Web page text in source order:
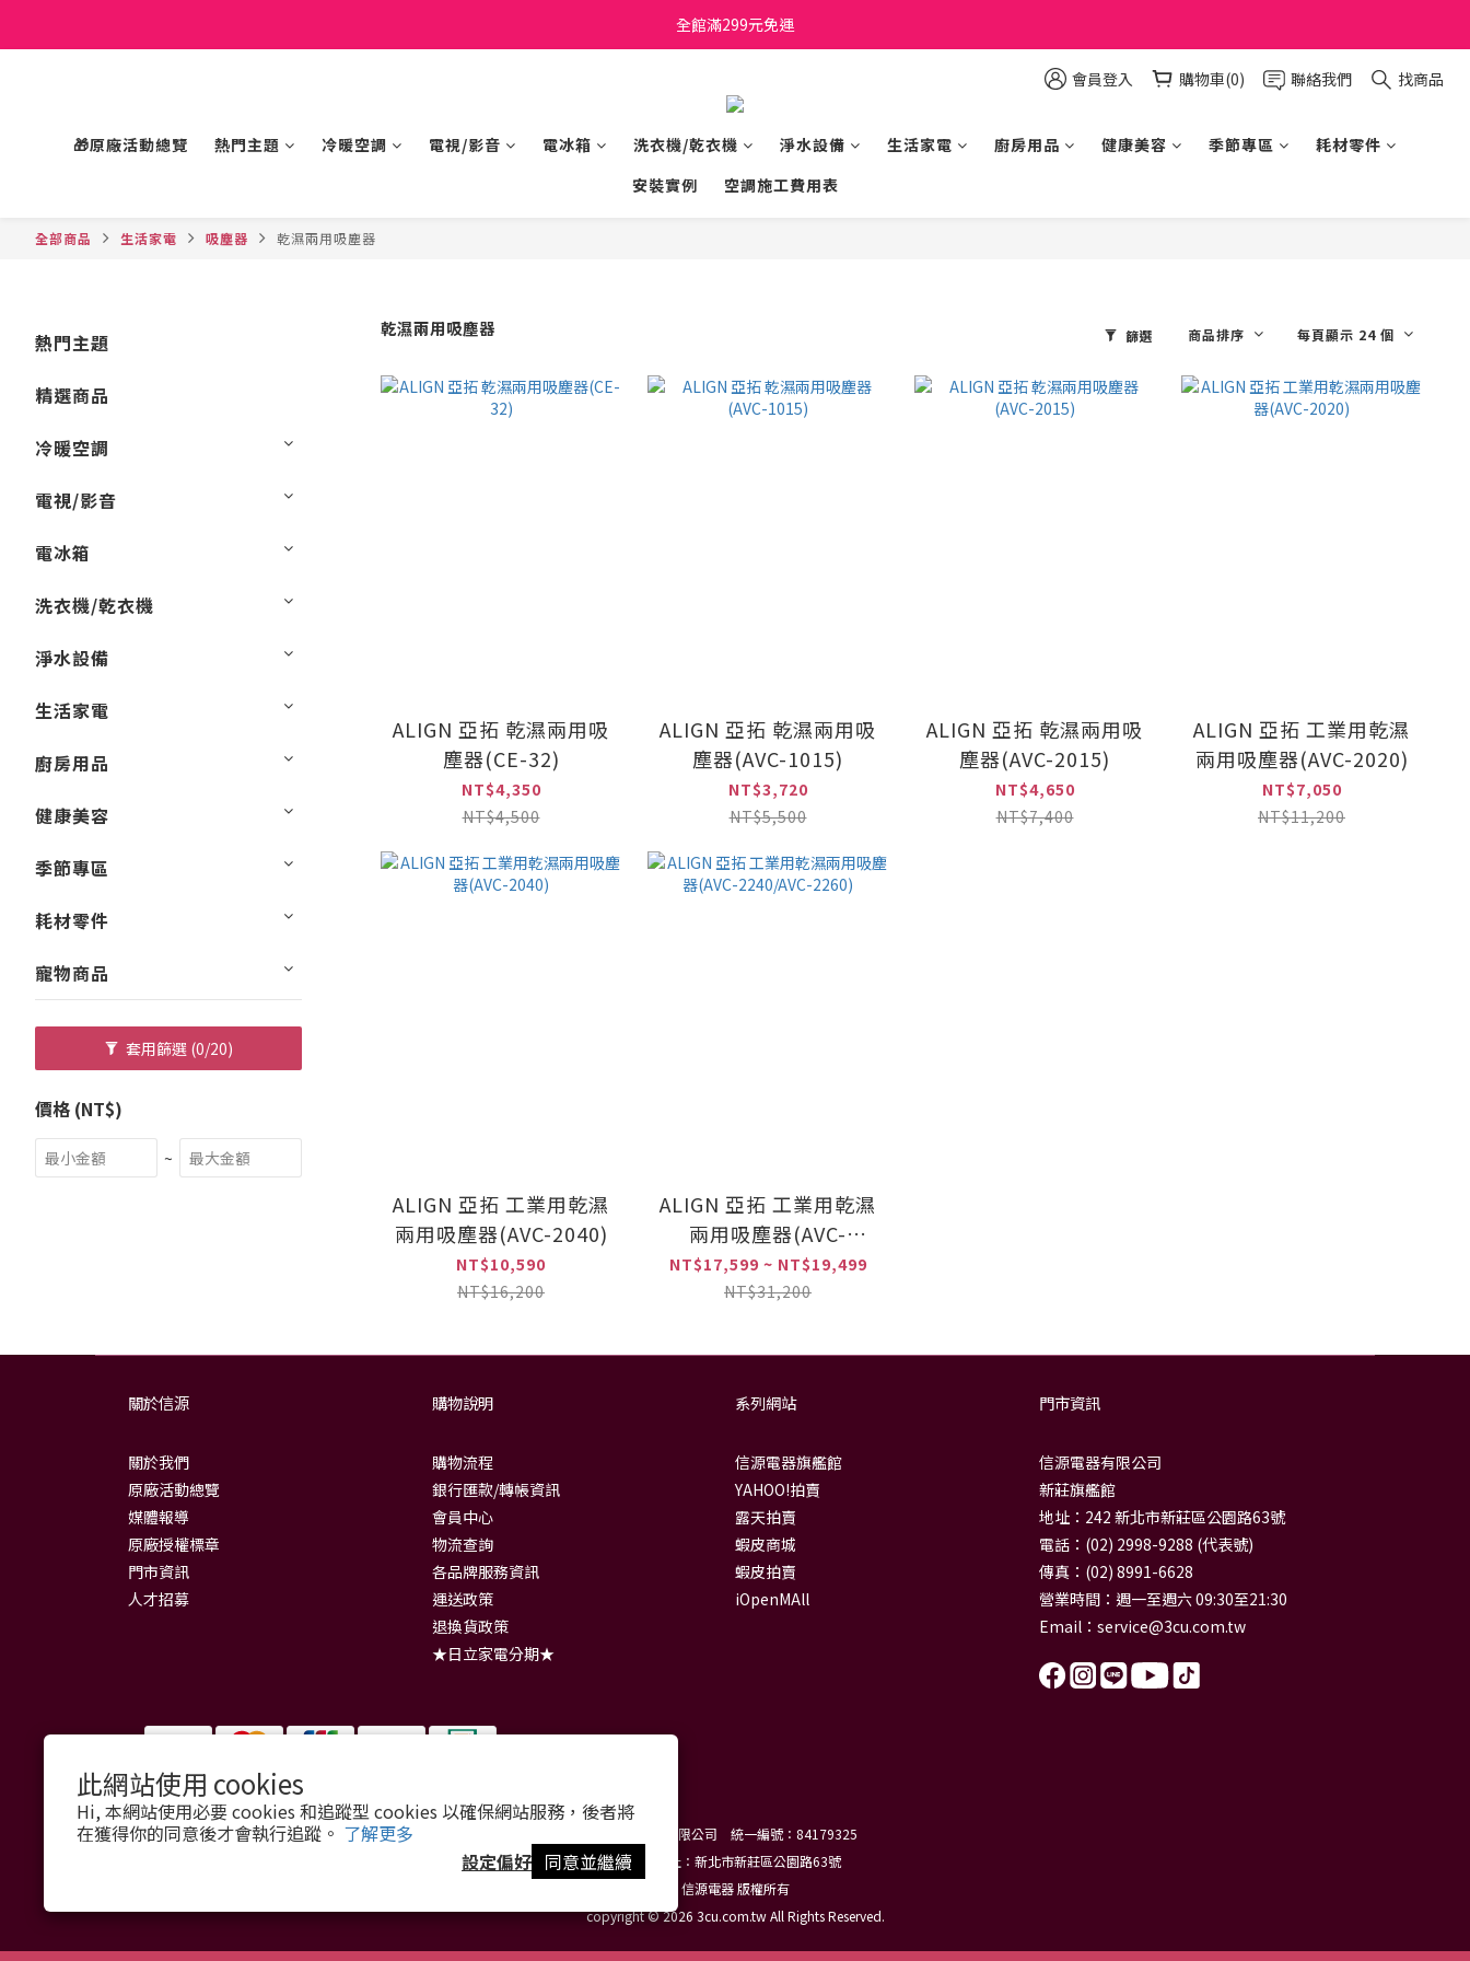
此網站使用 cookies
Hi, 本網站使用必要 cookies 和追蹤型 cookies 以確保網站服務，後者將
在獲得你的同意後才會執行追蹤。 了解更多
設定偏好 同意並繼續
日立家電、國際牌 原廠管制價格 私訊優惠價
全館滿299元免運
會員登入 購物車(0) 聯絡我們 找商品
🎁原廠活動總覽 熱門主題 冷暖空調 電視/影音 電冰箱 洗衣機/乾衣機 淨水設備 生活家電 廚房用品 健康美容 季節專區
耗材零件
安裝實例
空調施工費用表
全部商品 生活家電 吸塵器 乾濕兩用吸塵器
熱門主題
精選商品
冷暖空調
電視/影音
電冰箱
洗衣機/乾衣機
淨水設備
生活家電
廚房用品
健康美容
季節專區
耗材零件
寵物商品
套用篩選 (0/20)
價格 (NT$)
~
乾濕兩用吸塵器 篩選 商品排序 每頁顯示 24 個
ALIGN 亞拓 乾濕兩用吸
塵器(CE-32)
NT$4,350
NT$4,500
ALIGN 亞拓 乾濕兩用吸
塵器(AVC-1015)
NT$3,720
NT$5,500
ALIGN 亞拓 乾濕兩用吸
塵器(AVC-2015)
NT$4,650
NT$7,400
ALIGN 亞拓 工業用乾濕
兩用吸塵器(AVC-2020)
NT$7,050
NT$11,200
ALIGN 亞拓 工業用乾濕
兩用吸塵器(AVC-2040)
NT$10,590
NT$16,200
ALIGN 亞拓 工業用乾濕
兩用吸塵器(AVC-
2240/AVC-2260)
NT$17,599 ~ NT$19,499
NT$31,200
關於信源
關於我們
原廠活動總覽
媒體報導
原廠授權標章
門市資訊
人才招募
購物說明
購物流程
銀行匯款/轉帳資訊
會員中心
物流查詢
各品牌服務資訊
運送政策
退換貨政策
★日立家電分期★
系列網站
信源電器旗艦館
YAHOO!拍賣
露天拍賣
蝦皮商城
蝦皮拍賣
iOpenMAll
門市資訊
信源電器有限公司
新莊旗艦館
地址：242 新北市新莊區公園路63號
電話：(02) 2998-9288 (代表號)
傳真：(02) 8991-6628
營業時間：週一至週六 09:30至21:30
Email： service@3cu.com.tw
信源電器有限公司 統一編號：84179325
門市地址：新北市新莊區公園路63號
信源電器 版權所有
copyright © 2026 3cu.com.tw All Rights Reserved.